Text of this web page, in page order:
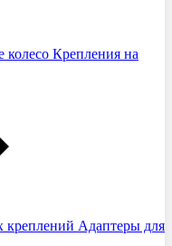
Крепления на
Адаптеры для